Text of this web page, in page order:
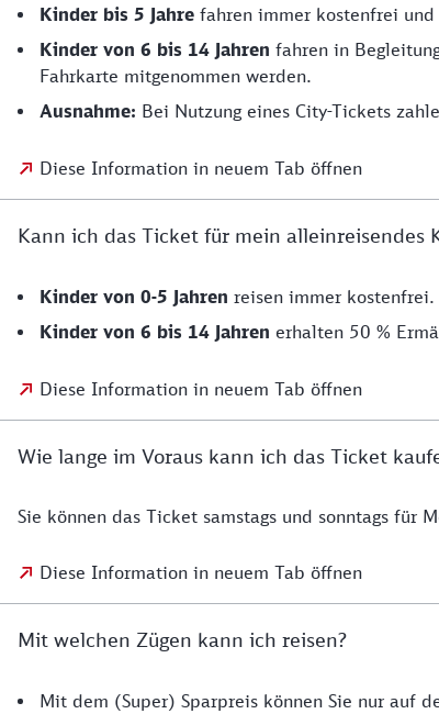
Kinder bis 5 Jahre fahren immer kostenfrei und
Kinder von 6 bis 14 Jahren fahren in
Fahrkarte mitgenommen werden.
Ausnahme: Bei Nutzung eines City-Tickets
Diese Information in neuem Tab öffnen
Kann ich das Ticket für mein alleinreisendes
Kinder von 0-5 Jahren reisen immer kostenfrei.
Kinder von 6 bis 14 Jahren erhalten 50 %
Diese Information in neuem Tab öffnen
Wie lange im Voraus kann ich das Ticket
Sie können das Ticket samstags und sonntags für
Diese Information in neuem Tab öffnen
Mit welchen Zügen kann ich reisen?
Mit dem (Super) Sparpreis können Sie nur auf